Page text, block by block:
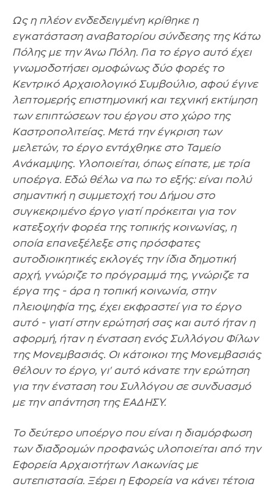
Ως η πλέον ενδεδειγμένη κρίθηκε η
εγκατάσταση αναβατορίου σύνδεσης της Κάτω
Πόλης με την Άνω Πόλη. Για το έργο αυτό έχει
γνωμοδοτήσει ομοφώνως δύο φορές το
Κεντρικό Αρχαιολογικό Συμβούλιο, αφού έγινε
λεπτομερής επιστημονική και τεχνική εκτίμηση
των επιπτώσεων του έργου στο χώρο της
Καστροπολιτείας. Μετά την έγκριση των
μελετών, το έργο εντάχθηκε στο Ταμείο
Ανάκαμψης. Υλοποιείται, όπως είπατε, με τρία
υποέργα. Εδώ θέλω να πω το εξής: είναι πολύ
σημαντική η συμμετοχή του Δήμου στο
συγκεκριμένο έργο γιατί πρόκειται για τον
κατεξοχήν φορέα της τοπικής κοινωνίας, η
οποία επανεξέλεξε στις πρόσφατες
αυτοδιοικητικές εκλογές την ίδια δημοτική
αρχή, γνώριζε το πρόγραμμά της, γνώριζε τα
έργα της - άρα η τοπική κοινωνία, στην
πλειοψηφία της, έχει εκφραστεί για το έργο
αυτό - γιατί στην ερώτησή σας και αυτό ήταν η
αφορμή, ήταν η ένσταση ενός Συλλόγου Φίλων
της Μονεμβασιάς. Οι κάτοικοι της Μονεμβασιάς
θέλουν το έργο, γι' αυτό κάνατε την ερώτηση
για την ένσταση του Συλλόγου σε συνδυασμό
με την απάντηση της ΕΑΔΗΣΥ.
Το δεύτερο υποέργο που είναι η διαμόρφωση
των διαδρομών προφανώς υλοποιείται από την
Εφορεία Αρχαιοτήτων Λακωνίας με
αυτεπιστασία. Ξέρει η Εφορεία να κάνει τέτοια